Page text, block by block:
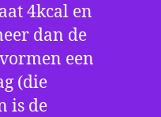
4kcal en
dan de
een
(die
is de